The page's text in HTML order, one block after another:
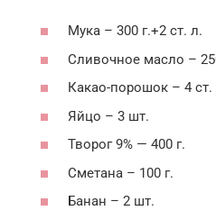
Мука – 300 г.+2 ст. л.
Сливочное масло –
Какао-порошок – 4 ст.
Яйцо – 3 шт.
Творог 9% — 400 г.
Сметана – 100 г.
Банан – 2 шт.